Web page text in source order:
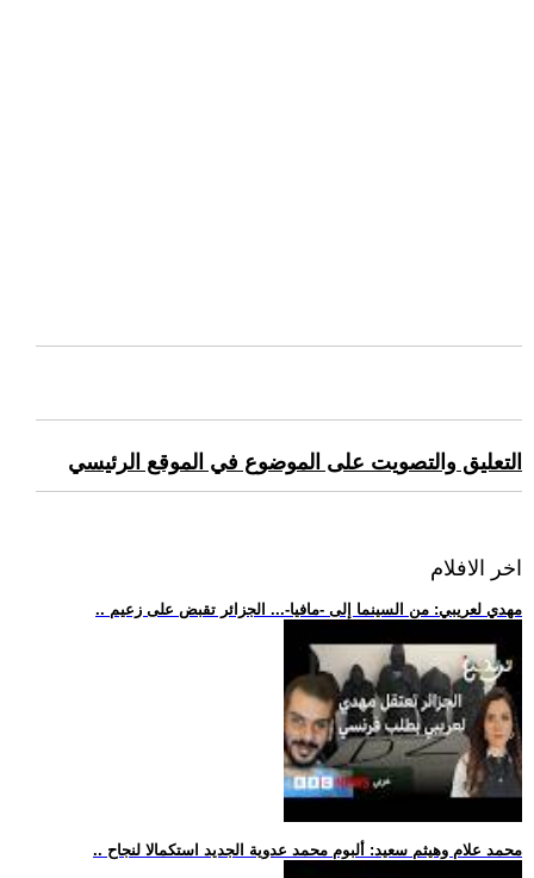
التعليق والتصويت على الموضوع في الموقع الرئيسي
اخر الافلام
.. مهدي لعريبي: من السينما إلى -مافيا-... الجزائر تقبض على زعيم
.. محمد علام وهيثم سعيد: ألبوم محمد عدوية الجديد استكمالا لنجاح